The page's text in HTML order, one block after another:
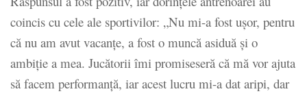
coincis cu cele ale sportivilor: „Nu mi-a fost ușor, pentru
că nu am avut vacanțe, a fost o muncă asiduă și o
ambiție a mea. Jucătorii îmi promiseseră că mă vor ajuta
să facem performanță, iar acest lucru mi-a dat aripi, dar